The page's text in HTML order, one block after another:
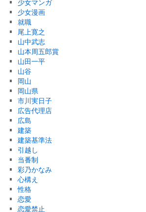
少女マンガ
少女漫画
就職
尾上寛之
山中武志
山本周五郎賞
山田一平
山谷
岡山
岡山県
市川実日子
広告代理店
広島
建築
建築基準法
引越し
当番制
彩乃かなみ
心構え
性格
恋愛
恋愛禁止